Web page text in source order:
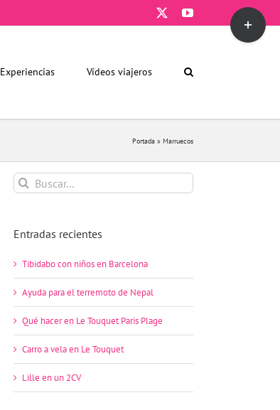
YouTube
Experiencias Vídeos viajeros
Portada » Marruecos
Buscar:
Entradas recientes
Tibidabo con niños en Barcelona
Ayuda para el terremoto de Nepal
Qué hacer en Le Touquet Paris Plage
Carro a vela en Le Touquet
Lille en un 2CV
Toggle
Sliding
Bar